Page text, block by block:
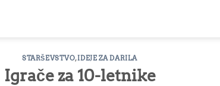
STARŠEVSTVO,IDEJE ZA DARILA
Igrače za 10-letnike